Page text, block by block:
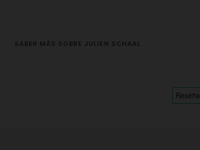
SABER MÁS SOBRE JULIEN SCHAAL